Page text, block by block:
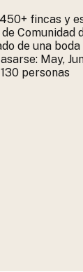
fincas y
de una
May,
personas